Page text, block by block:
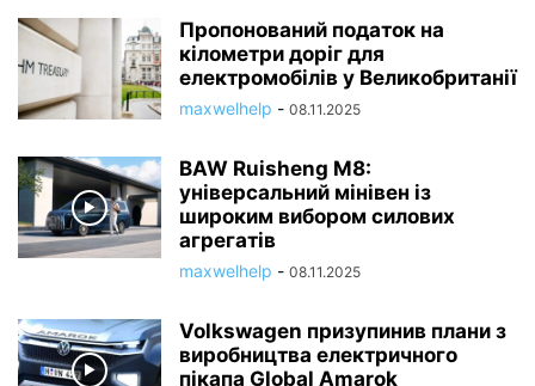
Пропонований податок на
кілометри доріг для
електромобілів у Великобританії
maxwelhelp - 08.11.2025
BAW Ruisheng M8:
універсальний мінівен із
широким вибором силових
агрегатів
maxwelhelp - 08.11.2025
Volkswagen призупинив плани з
виробництва електричного
пікапа Global Amarok